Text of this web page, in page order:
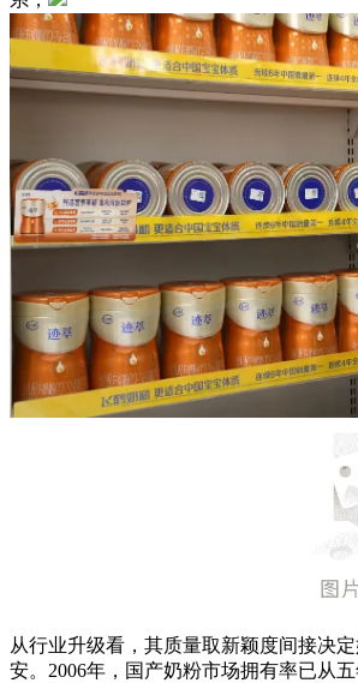
从行业升级看，其质量取新颖度间接决
安。2006年，国产奶粉市场拥有率已从